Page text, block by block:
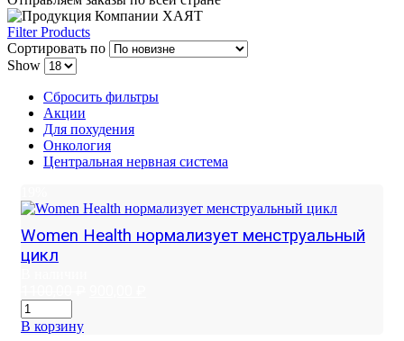
Filter Products
Сортировать по
Show
Сбросить фильтры
Акции
Для похудения
Онкология
Центральная нервная система
Women Health нормализует менструальный
цикл
В корзину